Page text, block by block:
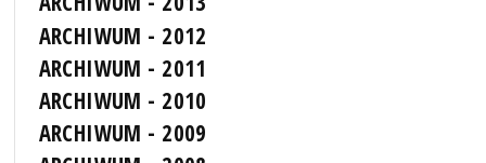
ARCHIWUM - 2012
ARCHIWUM - 2011
ARCHIWUM - 2010
ARCHIWUM - 2009